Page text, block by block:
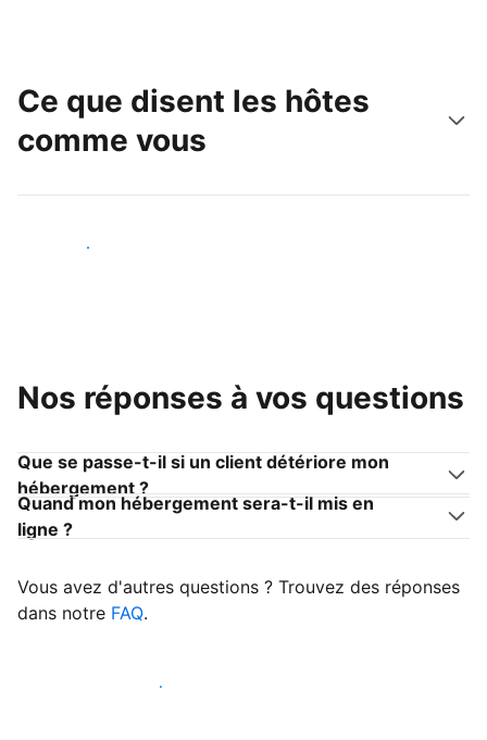
Ce que disent les hôtes
comme vous
Devenir hôte
Nos réponses à vos questions
Que se passe-t-il si un client détériore mon
hébergement ?
Quand mon hébergement sera-t-il mis en
ligne ?
Vous avez d'autres questions ? Trouvez des réponses
dans notre FAQ.
Accueillir mes premiers clients